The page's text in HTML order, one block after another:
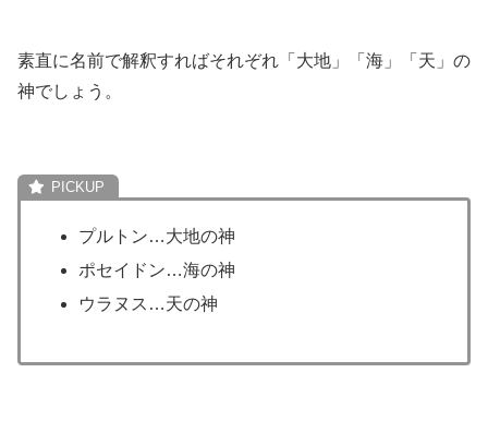
素直に名前で解釈すればそれぞれ「大地」「海」「天」の
神でしょう。
プルトン…大地の神
ポセイドン…海の神
ウラヌス…天の神